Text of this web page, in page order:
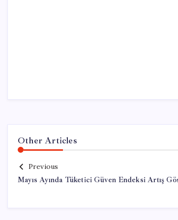
Other Articles
Previous
Mayıs Ayında Tüketici Güven Endeksi Artış